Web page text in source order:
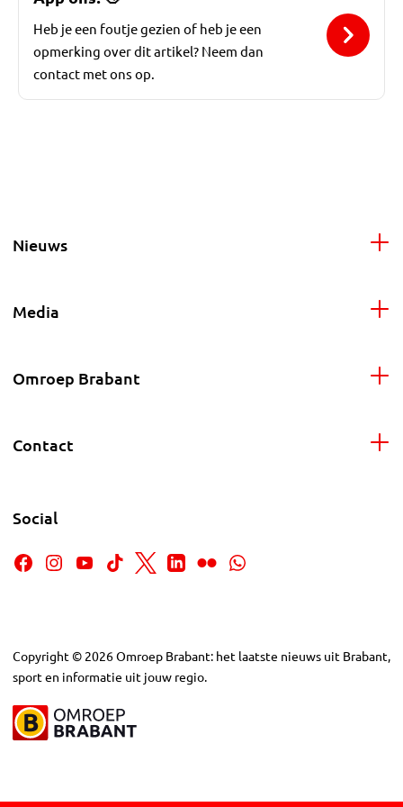
Heb je een foutje gezien of heb je een
opmerking over dit artikel? Neem dan
contact met ons op.
Nieuws
Media
Omroep Brabant
Contact
Social
Copyright © 2026Omroep Brabant: het laatste nieuws uit Brabant,
sport en informatie uit jouw regio.